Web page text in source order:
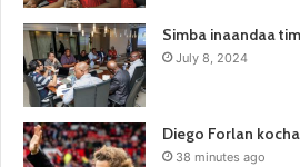
Simba inaandaa
July 8, 2024
Diego Forlan
38 minutes ago